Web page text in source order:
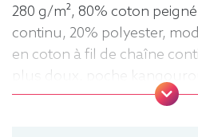
280 g/m², 80% coton
continu, 20% polyester,
en coton à fil de chaîne
plus doux, poche
cordon de serrage sur les